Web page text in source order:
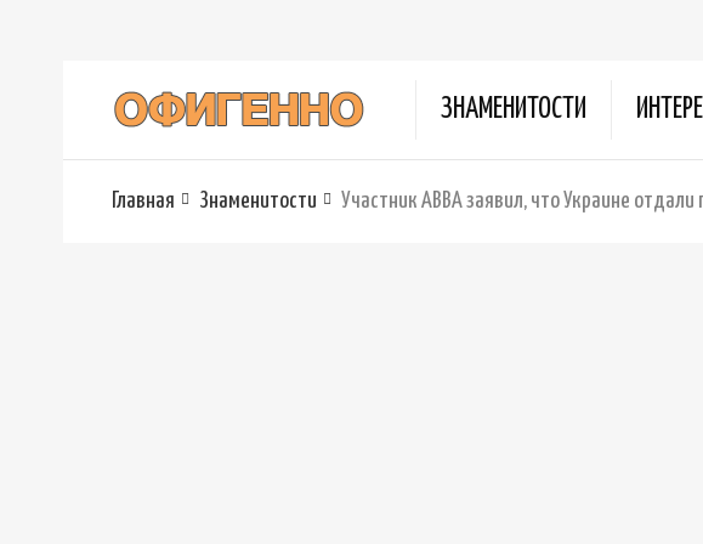
ЗНАМЕНИТОСТИ
Главная Знаменитости Участник ABBA заявил, что Украине